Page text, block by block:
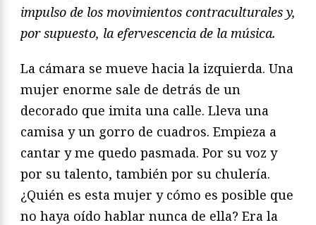
impulso de los movimientos contraculturales y,
por supuesto, la efervescencia de la música.
La cámara se mueve hacia la izquierda. Una
mujer enorme sale de detrás de un
decorado que imita una calle. Lleva una
camisa y un gorro de cuadros. Empieza a
cantar y me quedo pasmada. Por su voz y
por su talento, también por su chulería.
¿Quién es esta mujer y cómo es posible que
no haya oído hablar nunca de ella? Era la